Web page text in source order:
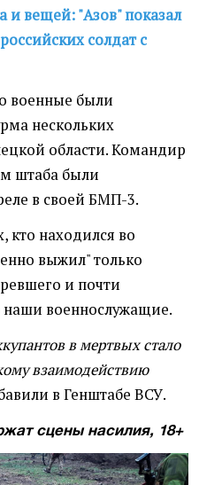
и вещей: "Азов" показал
солдат с
военные были
нескольких
области. Командир
штаба были
в своей БМП-3.
кто находился во
выжил" только
и почти
наши военнослужащие.
в мертвых стало
взаимодействию
в Генштабе ВСУ.
сцены насилия, 18+